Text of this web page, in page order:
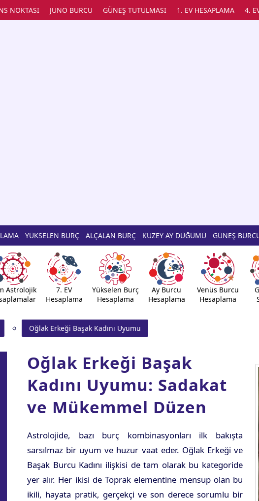
NOKTASI JUNO BURCU GÜNEŞ TUTULMASI 1. EV HESAPLAMA 4.
YÜKSELEN BURÇ ALÇALAN BURÇ KUZEY AY DÜĞÜMÜ GÜNEŞ
Astrolojik
7. EV
Hesaplama
Yükselen Burç
Hesaplama
Ay Burcu
Hesaplama
Venüs Burcu
Hesaplama
Oğlak Erkeği Başak Kadını Uyumu
Oğlak Erkeği Başak
Kadını Uyumu: Sadakat
ve Mükemmel Düzen
Astrolojide, bazı burç kombinasyonları ilk bakışta
sarsılmaz bir uyum ve huzur vaat eder. Oğlak Erkeği ve
Başak Burcu Kadını ilişkisi de tam olarak bu kategoride
yer alır. Her ikisi de Toprak elementine mensup olan bu
ikili, hayata pratik, gerçekçi ve son derece sorumlu bir